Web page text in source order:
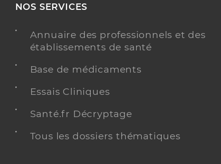
NOS SERVICES
Annuaire des professionnels et des
établissements de santé
Base de médicaments
Essais Cliniques
Santé.fr Décryptage
Tous les dossiers thématiques